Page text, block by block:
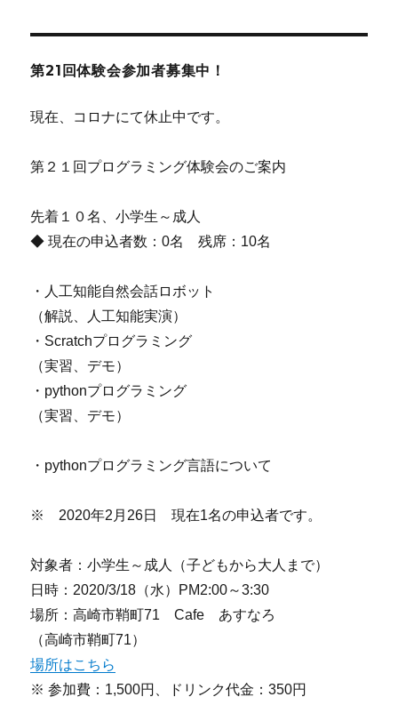
第21回体験会参加者募集中！
現在、コロナにて休止中です。
第２１回プログラミング体験会のご案内
先着１０名、小学生～成人
◆ 現在の申込者数：0名 残席：10名
・人工知能自然会話ロボット
（解説、人工知能実演）
・Scratchプログラミング
（実習、デモ）
・pythonプログラミング
（実習、デモ）
・pythonプログラミング言語について
※ 2020年2月26日 現在1名の申込者です。
対象者：小学生～成人（子どもから大人まで）
日時：2020/3/18（水）PM2:00～3:30
場所：高崎市鞘町71 Cafe あすなろ
（高崎市鞘町71）
場所はこちら
※ 参加費：1,500円、ドリンク代金：350円